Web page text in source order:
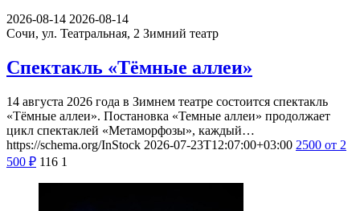
2026-08-14 2026-08-14
Сочи, ул. Театральная, 2 Зимний театр
Спектакль «Тёмные аллеи»
14 августа 2026 года в Зимнем театре состоится спектакль
«Тёмные аллеи». Постановка «Темные аллеи» продолжает
цикл спектаклей «Метаморфозы», каждый…
https://schema.org/InStock 2026-07-23T12:07:00+03:00 2500 от 2
500 ₽ 116 1